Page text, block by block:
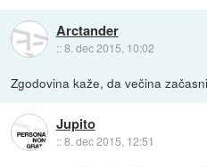
Arctander
::8. dec 2015, 10:02
Zgodovina kaže, da večina
Jupito
::8. dec 2015, 12:51